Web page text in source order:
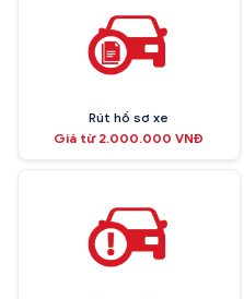
Rút hồ sơ xe
Giá từ 2.000.000 VNĐ